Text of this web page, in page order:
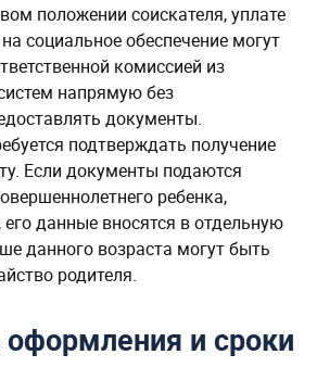
положении соискателя, уплате
социальное обеспечение могут
комиссией из
напрямую без
документы.
подтверждать получение
Если документы подаются
ребенка,
его данные вносятся в отдельную
данного возраста могут быть
родителя.
и сроки